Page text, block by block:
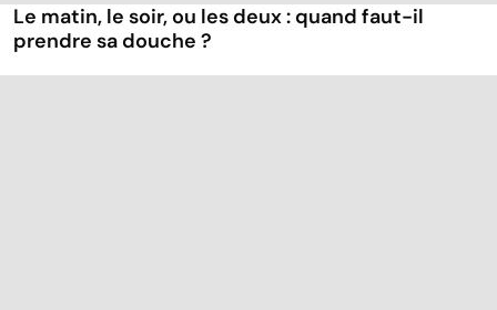
Le matin, le soir, ou les deux : quand faut-il
prendre sa douche ?